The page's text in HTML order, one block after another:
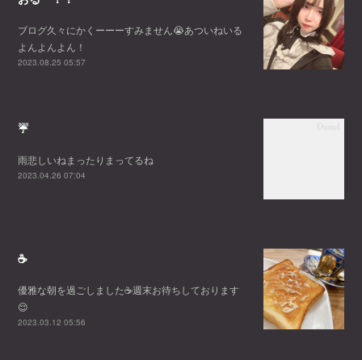
ブログ久々にかくーーーすみません😭あついねいる
よんよんよん！
2023.08.25 05:57
☔
雨悲しいねまったりまってるね
2023.04.26 07:04
☕️
優雅な朝を過ごしました☕️週末お待ちしております
😌
2023.03.12 05:56